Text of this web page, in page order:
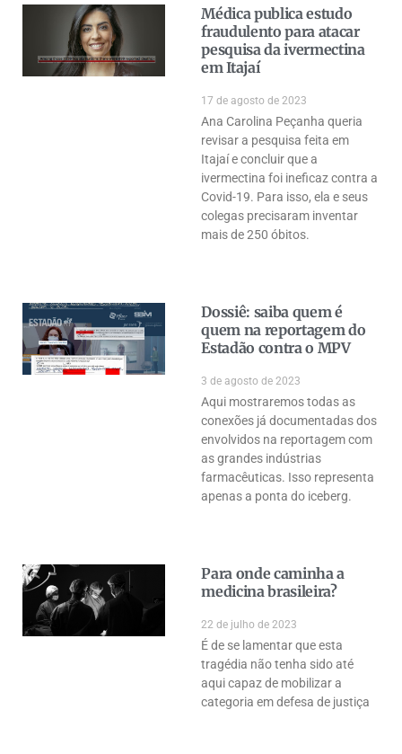
Médica publica estudo
fraudulento para atacar
pesquisa da ivermectina
em Itajaí
17 de agosto de 2023
Ana Carolina Peçanha queria
revisar a pesquisa feita em
Itajaí e concluir que a
ivermectina foi ineficaz contra a
Covid-19. Para isso, ela e seus
colegas precisaram inventar
mais de 250 óbitos.
Dossiê: saiba quem é
quem na reportagem do
Estadão contra o MPV
3 de agosto de 2023
Aqui mostraremos todas as
conexões já documentadas dos
envolvidos na reportagem com
as grandes indústrias
farmacêuticas. Isso representa
apenas a ponta do iceberg.
Para onde caminha a
medicina brasileira?
22 de julho de 2023
É de se lamentar que esta
tragédia não tenha sido até
aqui capaz de mobilizar a
categoria em defesa de justiça